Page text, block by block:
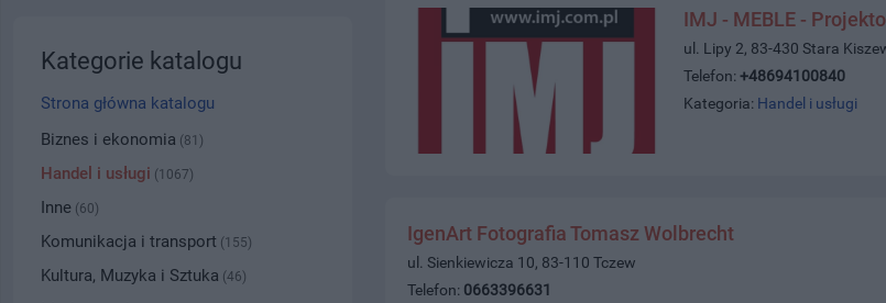
IMJ - MEBLE -
ul. Lipy 2, 83-430 Stara
Telefon:+48694100840
Kategoria: Handel i usługi
IgenArt Fotografia Tomasz Wolbrecht
ul. Sienkiewicza 10, 83-110 Tczew
Telefon: 0663396631
Kategorie katalogu
Strona główna katalogu
Biznes i ekonomia (81)
Handel i usługi (1067)
Inne (60)
Komunikacja i transport (155)
Kultura, Muzyka i Sztuka (46)